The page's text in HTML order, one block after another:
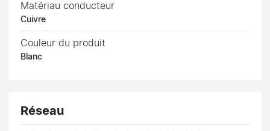
Matériau conducteur
Cuivre
Couleur du produit
Blanc
Réseau